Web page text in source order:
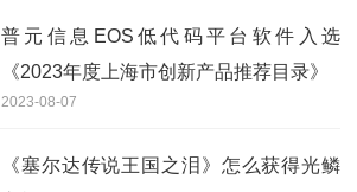
普元信息EOS低代码平台软件入选
《2023年度上海市创新产品推荐目录》
2023-08-07
《塞尔达传说王国之泪》怎么获得光鳞